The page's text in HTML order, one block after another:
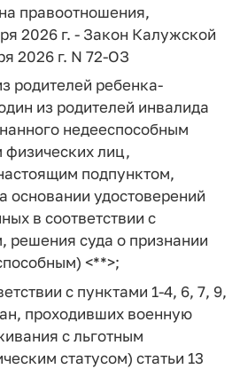
правоотношения,
2026 г. - Закон Калужской
2026 г. N 72-ОЗ
родителей ребенка-
из родителей инвалида
недееспособным
физических лиц,
подпунктом,
основании удостоверений
в соответствии с
решения суда о признании
<**>;
с пунктами 1-4, 6, 7, 9,
проходивших военную
с льготным
статусом) статьи 13